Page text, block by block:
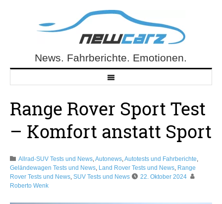
NewCarz.deNews. Fahrberichte. Emotionen.
Range Rover Sport Test
– Komfort anstatt Sport
Allrad-SUV Tests und News,Autonews,Autotests und Fahrberichte,
Geländewagen Tests und News, Land Rover Tests und News, Range
Rover Tests und News, SUV Tests und News
22. Oktober 2024
Roberto Wenk